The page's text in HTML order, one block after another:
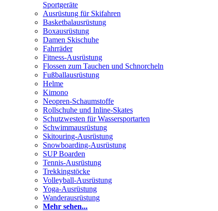
Sportgeräte
Ausrüstung für Skifahren
Basketbalausrüstung
Boxausrüstung
Damen Skischuhe
Fahrräder
Fitness-Ausrüstung
Flossen zum Tauchen und Schnorcheln
Fußballausrüstung
Helme
Kimono
Neopren-Schaumstoffe
Rollschuhe und Inline-Skates
Schutzwesten für Wassersportarten
Schwimmausrüstung
Skitouring-Ausrüstung
Snowboarding-Ausrüstung
SUP Boarden
Tennis-Ausrüstung
Trekkingstöcke
Volleyball-Ausrüstung
Yoga-Ausrüstung
Wanderausrüstung
Mehr sehen...